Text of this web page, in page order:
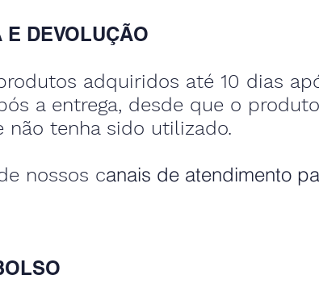
DEVOLUÇÃO
adquiridos até 10 dias
a entrega, desde que o
não tenha sido utilizado.
nossos canais de atendimento